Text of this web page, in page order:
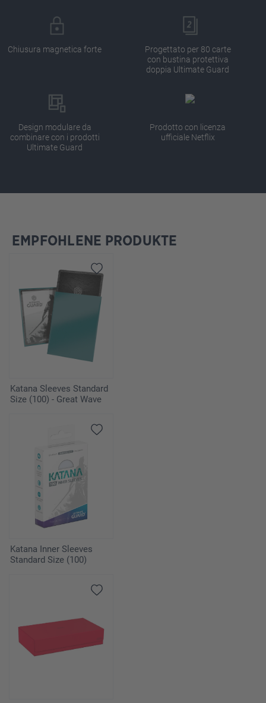
Chiusura magnetica forte
Progettato per 80 carte
con bustina protettiva
doppia Ultimate Guard
Design modulare da
combinare con i prodotti
Ultimate Guard
Prodotto con licenza
ufficiale Netflix
Salta la galleria dei prodotti
EMPFOHLENE PRODUKTE
Katana Sleeves Standard
Size (100) - Great Wave
Katana Inner Sleeves
Standard Size (100)